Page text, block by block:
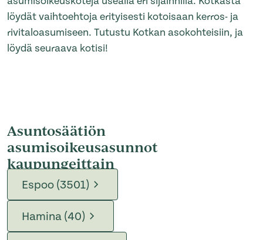
löydät vaihtoehtoja erityisesti kotoisaan kerros- ja
rivitaloasumiseen. Tutustu Kotkan asokohteisiin, ja
löydä seuraava kotisi!
Asuntosäätiön
asumisoikeusasunnot
kaupungeittain
Espoo (3501)
Hamina (40)